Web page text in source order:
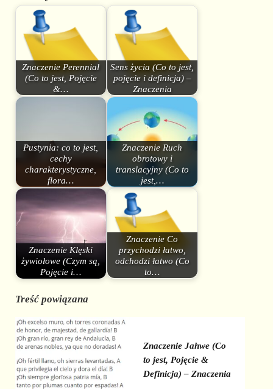
Znaczenie Perennial
(Co to jest, Pojęcie
&…
Sens życia (Co to jest,
pojęcie i definicja) –
Znaczenia
Pustynia: co to jest,
cechy
charakterystyczne,
flora…
Znaczenie Ruch
obrotowy i
translacyjny (Co to
jest,…
Znaczenie Klęski
żywiołowe (Czym są,
Pojęcie i…
Znaczenie Co
przychodzi łatwo,
odchodzi łatwo (Co
to…
Treść powiązana
Znaczenie Jahwe (Co
to jest, Pojęcie &
Definicja) – Znaczenia